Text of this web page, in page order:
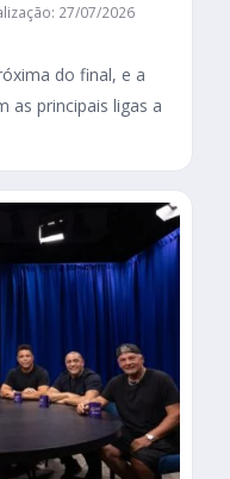
27/07/2026
do final, e a
as principais ligas a